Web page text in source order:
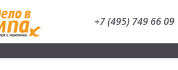
+7 (495) 749 66 09